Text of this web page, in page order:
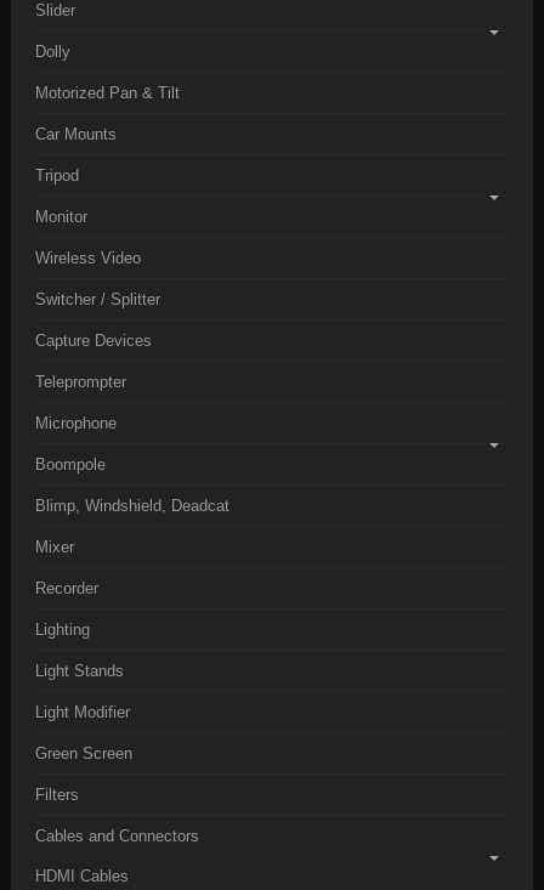
Slider
Dolly
Motorized Pan & Tilt
Car Mounts
Tripod
Monitor
Wireless Video
Switcher / Splitter
Capture Devices
Teleprompter
Microphone
Boompole
Blimp, Windshield, Deadcat
Mixer
Recorder
Lighting
Light Stands
Light Modifier
Green Screen
Filters
Cables and Connectors
HDMI Cables